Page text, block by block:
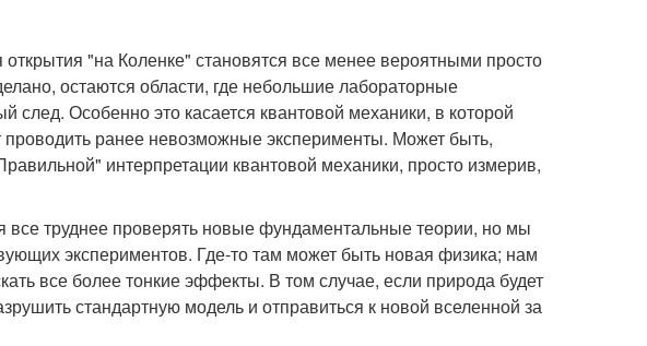
"на Коленке" становятся все менее вероятными просто
остаются области, где небольшие лабораторные
Особенно это касается квантовой механики, в которой
ранее невозможные эксперименты. Может быть,
интерпретации квантовой механики, просто измерив,
труднее проверять новые фундаментальные теории, но мы
экспериментов. Где-то там может быть новая физика; нам
все более тонкие эффекты. В том случае, если природа будет
стандартную модель и отправиться к новой вселенной за